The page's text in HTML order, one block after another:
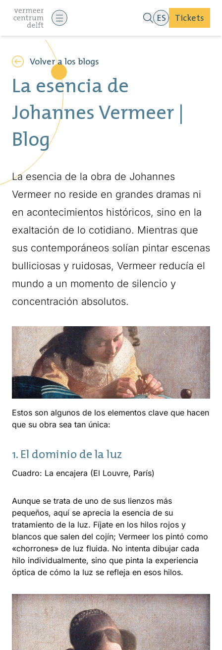
ES Tickets
Volver a los blogs
La esencia de
Johannes Vermeer |
Blog
La esencia de la obra de Johannes
Vermeer no reside en grandes dramas ni
en acontecimientos históricos, sino en la
exaltación de lo cotidiano. Mientras que
sus contemporáneos solían pintar escenas
bulliciosas y ruidosas, Vermeer reducía el
mundo a un momento de silencio y
concentración absolutos.
Estos son algunos de los elementos clave que hacen
que su obra sea tan única:
1. El dominio de la luz
Cuadro: La encajera (El Louvre, París)
Aunque se trata de uno de sus lienzos más
pequeños, aquí se aprecia la esencia de su
tratamiento de la luz. Fíjate en los hilos rojos y
blancos que salen del cojín; Vermeer los pintó como
«chorrones» de luz fluida. No intenta dibujar cada
hilo individualmente, sino que pinta la experiencia
óptica de cómo la luz se refleja en esos hilos.